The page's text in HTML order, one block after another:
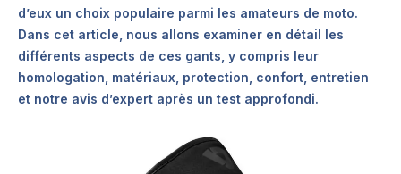
d’eux un choix populaire parmi les amateurs de moto.
Dans cet article, nous allons examiner en détail les
différents aspects de ces gants, y compris leur
homologation, matériaux, protection, confort, entretien
et notre avis d’expert après un test approfondi.